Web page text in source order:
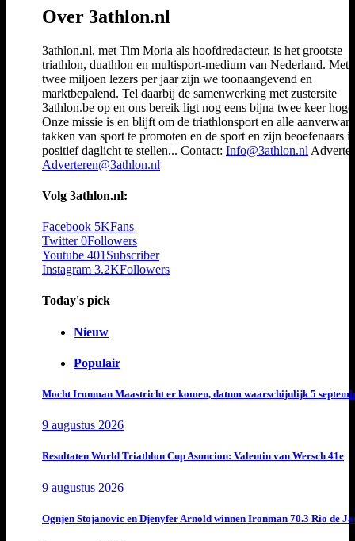
Over 3athlon.nl
3athlon.nl, met Tim Moria als hoofdredacteur, is het grootste
triathlon, duathlon en multisport-medium van Nederland. Met
twee miljoen lezers per jaar zijn we toonaangevend en
marktbepalend. Tel daarbij de samenwerking met zustersite
3athlon.be op en ons bereik ligt nog eens bijna twee keer
Onze missie is en blijft om de triathlonsport en alle
takken van sport te promoten en de sport en zijn beoefenaars
positief daglicht te stellen... Contact: Info@3athlon.nl
Adverteren@3athlon.nl
Volg 3athlon.nl:
Facebook 5KFans
Twitter 0Followers
Youtube 401 Subscriber
Instagram 3.2KFollowers
Today's pick
Nieuw
Populair
Mocht Ironman Maastricht er komen, datum waarschijnlijk 5
9 augustus 2026
Resultaten World Triathlon Cup Asuncion: Valentin van Wersch 41e
9 augustus 2026
Ognjen Stojanovic en Djenyfer Arnold winnen Ironman 70.3 Rio de